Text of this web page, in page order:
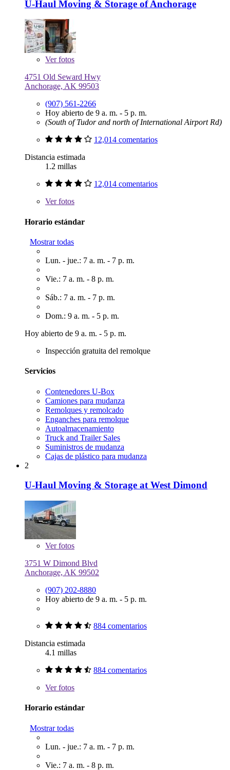
U-Haul Moving & Storage of Anchorage
Verfotos
4751 Old Seward Hwy
Anchorage, AK 99503
(907) 561-2266
Hoy abierto de 9 a. m. - 5 p. m.
(South of Tudor and north of International Airport Rd)
12,014 comentarios
Distancia estimada
1.2 millas
12,014 comentarios
Verfotos
Horario estándar
Mostrar todas
Lun. - jue.: 7 a. m. - 7 p. m.
Vie.: 7 a. m. - 8 p. m.
Sáb.: 7 a. m. - 7 p. m.
Dom.: 9 a. m. - 5 p. m.
Hoy abierto de 9 a. m. - 5 p. m.
Inspección gratuita del remolque
Servicios
Contenedores U-Box
Camiones para mudanza
Remolques y remolcado
Enganches para remolque
Autoalmacenamiento
Truck and Trailer Sales
Suministros de mudanza
Cajas de plástico para mudanza
2
U-Haul Moving & Storage at West Dimond
Verfotos
3751 W Dimond Blvd
Anchorage, AK 99502
(907) 202-8880
Hoy abierto de 9 a. m. - 5 p. m.
884 comentarios
Distancia estimada
4.1 millas
884 comentarios
Verfotos
Horario estándar
Mostrar todas
Lun. - jue.: 7 a. m. - 7 p. m.
Vie.: 7 a. m. - 8 p. m.